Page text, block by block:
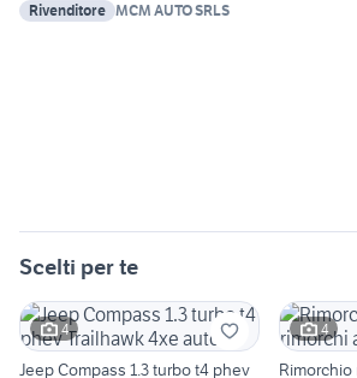
Rivenditore MCM AUTO SRLS
Scelti per te
4
Jeep Compass 1.3 turbo t4 phev
4
Rimorchio marca cresci rimorchi